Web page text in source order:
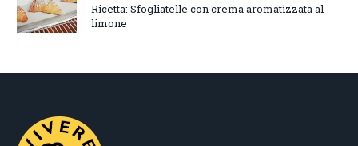
Ricetta: Sfogliatelle con crema aromatizzata al
limone